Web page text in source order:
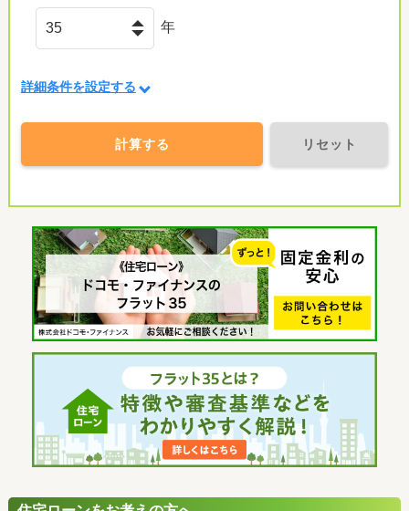
年
詳細条件を設定する
計算する リセット